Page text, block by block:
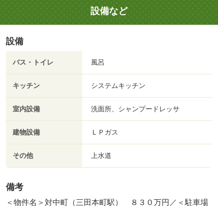
設備など
設備
バス・トイレ 風呂
キッチン システムキッチン
室内設備 洗面所、シャンプードレッサ
建物設備 ＬＰガス
その他 上水道
備考
＜物件名＞対中町（三田本町駅） ８３０万円／＜駐車場